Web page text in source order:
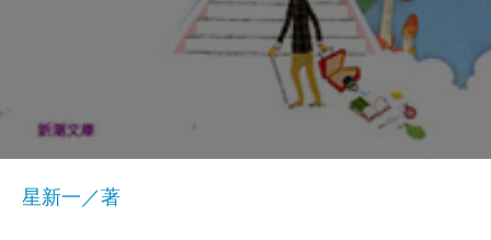
星新一／著